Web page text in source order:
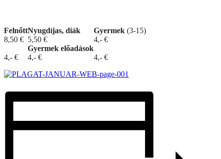
FelnőttNyugdíjas, diák Gyermek (3-15)
8,50 € 5,50 €
4,- €
Gyermek előadások
4,- €
4,- € 4,- €